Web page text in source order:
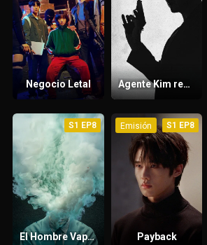
Negocio Letal Agente Kim reactivado
El Hombre Vapor
S1 EP8 Emisión
Payback
S1 EP8